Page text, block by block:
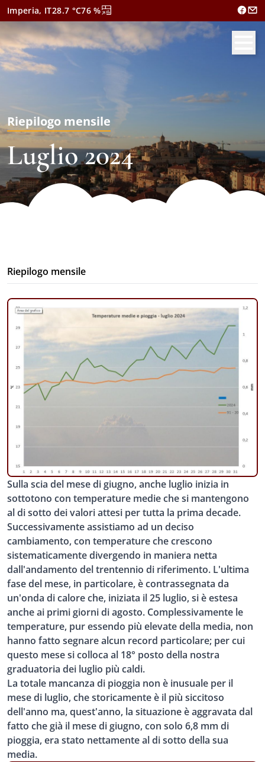
Imperia, IT28.7 °C76 %
Riepilogo mensile
Luglio 2024
Riepilogo mensile
Sulla scia del mese di giugno, anche luglio inizia in
sottotono con temperature medie che si mantengono
al di sotto dei valori attesi per tutta la prima decade.
Successivamente assistiamo ad un deciso
cambiamento, con temperature che crescono
sistematicamente divergendo in maniera netta
dall'andamento del trentennio di riferimento. L'ultima
fase del mese, in particolare, è contrassegnata da
un'onda di calore che, iniziata il 25 luglio, si è estesa
anche ai primi giorni di agosto. Complessivamente le
temperature, pur essendo più elevate della media, non
hanno fatto segnare alcun record particolare; per cui
questo mese si colloca al 18° posto della nostra
graduatoria dei luglio più caldi.
La totale mancanza di pioggia non è inusuale per il
mese di luglio, che storicamente è il più siccitoso
dell'anno ma, quest'anno, la situazione è aggravata dal
fatto che già il mese di giugno, con solo 6,8 mm di
pioggia, era stato nettamente al di sotto della sua
media.